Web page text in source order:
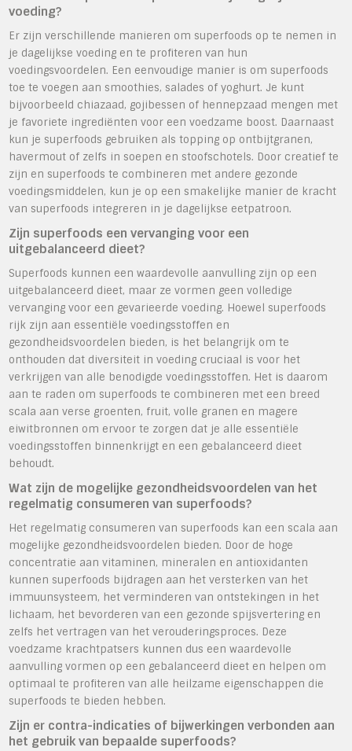
voeding?
Er zijn verschillende manieren om superfoods op te nemen in
je dagelijkse voeding en te profiteren van hun
voedingsvoordelen. Een eenvoudige manier is om superfoods
toe te voegen aan smoothies, salades of yoghurt. Je kunt
bijvoorbeeld chiazaad, gojibessen of hennepzaad mengen met
je favoriete ingrediënten voor een voedzame boost. Daarnaast
kun je superfoods gebruiken als topping op ontbijtgranen,
havermout of zelfs in soepen en stoofschotels. Door creatief te
zijn en superfoods te combineren met andere gezonde
voedingsmiddelen, kun je op een smakelijke manier de kracht
van superfoods integreren in je dagelijkse eetpatroon.
Zijn superfoods een vervanging voor een
uitgebalanceerd dieet?
Superfoods kunnen een waardevolle aanvulling zijn op een
uitgebalanceerd dieet, maar ze vormen geen volledige
vervanging voor een gevarieerde voeding. Hoewel superfoods
rijk zijn aan essentiële voedingsstoffen en
gezondheidsvoordelen bieden, is het belangrijk om te
onthouden dat diversiteit in voeding cruciaal is voor het
verkrijgen van alle benodigde voedingsstoffen. Het is daarom
aan te raden om superfoods te combineren met een breed
scala aan verse groenten, fruit, volle granen en magere
eiwitbronnen om ervoor te zorgen dat je alle essentiële
voedingsstoffen binnenkrijgt en een gebalanceerd dieet
behoudt.
Wat zijn de mogelijke gezondheidsvoordelen van het
regelmatig consumeren van superfoods?
Het regelmatig consumeren van superfoods kan een scala aan
mogelijke gezondheidsvoordelen bieden. Door de hoge
concentratie aan vitaminen, mineralen en antioxidanten
kunnen superfoods bijdragen aan het versterken van het
immuunsysteem, het verminderen van ontstekingen in het
lichaam, het bevorderen van een gezonde spijsvertering en
zelfs het vertragen van het verouderingsproces. Deze
voedzame krachtpatsers kunnen dus een waardevolle
aanvulling vormen op een gebalanceerd dieet en helpen om
optimaal te profiteren van alle heilzame eigenschappen die
superfoods te bieden hebben.
Zijn er contra-indicaties of bijwerkingen verbonden aan
het gebruik van bepaalde superfoods?